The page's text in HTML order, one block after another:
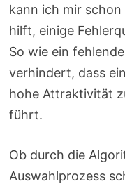
kann ich mir
hilft, einige
So wie ein
verhindert, dass
hohe Attraktivität
führt.
Ob durch die
Auswahlprozess